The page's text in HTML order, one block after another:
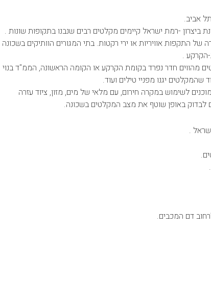
אביב.
ביצרון -רמת ישראל קיימים מקלטים רבים שנבנו בתקופות שונות .
התקפות אוויריות או ירי רקטות. בתי המגורים הוותיקים בשכונה
הקרקע .
מהווים חדר נפרד בקומת הקרקע או הקומה הראשונה, הממ"ד בנוי
שהמקלטים יגנו מפניי טילים ועוד.
לשימוש במקרה חירום, עם מלאי של מים, מזון, ציוד עזרה
לבדוק באופן שוטף את מצב המקלטים בשכונה.
.
דם המכבים.